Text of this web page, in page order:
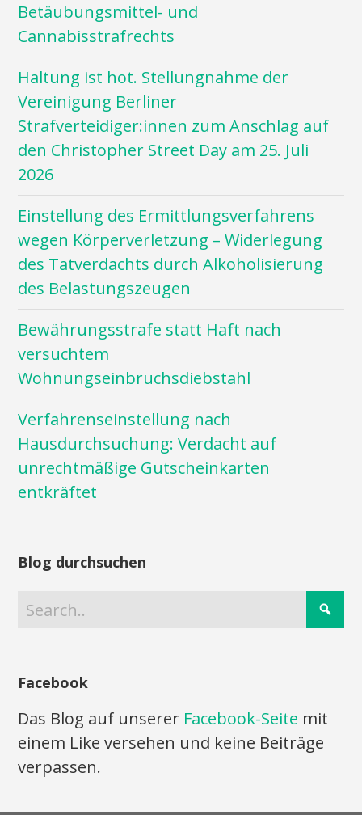
Betäubungsmittel- und
Cannabisstrafrechts
Haltung ist hot. Stellungnahme der
Vereinigung Berliner
Strafverteidiger:innen zum Anschlag auf
den Christopher Street Day am 25. Juli
2026
Einstellung des Ermittlungsverfahrens
wegen Körperverletzung – Widerlegung
des Tatverdachts durch Alkoholisierung
des Belastungszeugen
Bewährungsstrafe statt Haft nach
versuchtem
Wohnungseinbruchsdiebstahl
Verfahrenseinstellung nach
Hausdurchsuchung: Verdacht auf
unrechtmäßige Gutscheinkarten
entkräftet
Blog durchsuchen
Facebook
Das Blog auf unserer Facebook-Seite mit
einem Like versehen und keine Beiträge
verpassen.